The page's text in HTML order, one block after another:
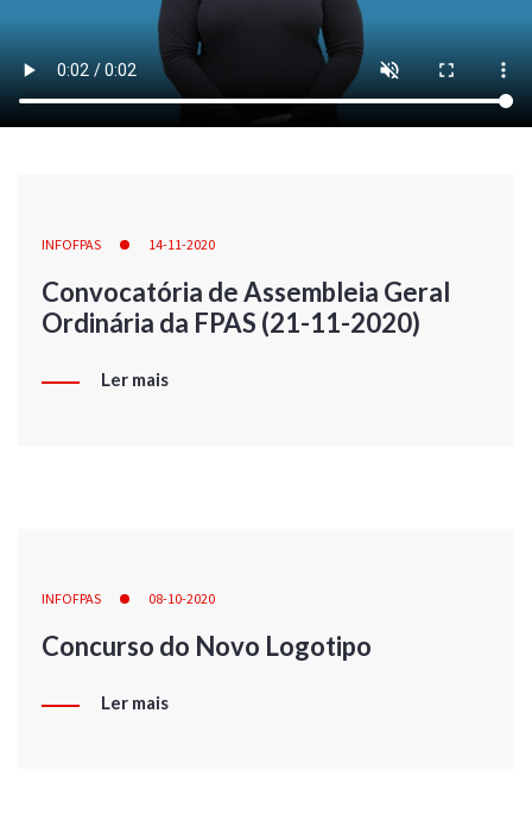
INFOFPAS 14-11-2020
Convocatória de Assembleia Geral
Ordinária da FPAS (21-11-2020)
Ler mais
INFOFPAS 08-10-2020
Concurso do Novo Logotipo
Ler mais